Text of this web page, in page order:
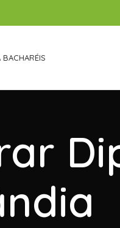
BACHARÉIS